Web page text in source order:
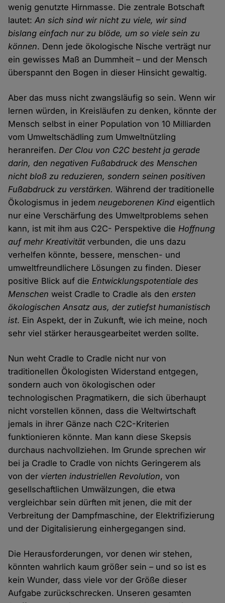
wenig genutzte Hirnmasse. Die zentrale Botschaft
lautet:An sich sind wir nicht zu viele, wir sind
bislang einfach nur zu blöde, um so viele sein zu
können. Denn jede ökologische Nische verträgt nur
ein gewisses Maß an Dummheit – und der Mensch
überspannt den Bogen in dieser Hinsicht gewaltig.
Aber das muss nicht zwangsläufig so sein. Wenn wir
lernen würden, in Kreisläufen zu denken, könnte der
Mensch selbst in einer Population von 10 Milliarden
vom Umweltschädling zum Umweltnützling
heranreifen.Der Clou von C2C besteht ja gerade
darin, den negativen Fußabdruck des Menschen
nicht bloß zu reduzieren, sondern seinen positiven
Fußabdruck zu verstärken. Während der traditionelle
Ökologismus in jedemneugeborenen Kind eigentlich
nur eine Verschärfung des Umweltproblems sehen
kann, ist mit ihm aus C2C- Perspektive dieHoffnung
auf mehr Kreativitätverbunden, die uns dazu
verhelfen könnte, bessere, menschen- und
umweltfreundlichere Lösungen zu finden. Dieser
positive Blick auf dieEntwicklungspotentiale des
Menschen weist Cradle to Cradle als denersten
ökologischen Ansatz aus, der zutiefst humanistisch
ist. Ein Aspekt, der in Zukunft, wie ich meine, noch
sehr viel stärker herausgearbeitet werden sollte.
Nun weht Cradle to Cradle nicht nur von
traditionellen Ökologisten Widerstand entgegen,
sondern auch von ökologischen oder
technologischen Pragmatikern, die sich überhaupt
nicht vorstellen können, dass die Weltwirtschaft
jemals in ihrer Gänze nach C2C-Kriterien
funktionieren könnte. Man kann diese Skepsis
durchaus nachvollziehen. Im Grunde sprechen wir
bei ja Cradle to Cradle von nichts Geringerem als
von der vierten industriellen Revolution, von
gesellschaftlichen Umwälzungen, die etwa
vergleichbar sein dürften mit jenen, die mit der
Verbreitung der Dampfmaschine, der Elektrifizierung
und der Digitalisierung einhergegangen sind.
Die Herausforderungen, vor denen wir stehen,
könnten wahrlich kaum größer sein – und so ist es
kein Wunder, dass viele vor der Größe dieser
Aufgabe zurückschrecken. Unseren gesamten